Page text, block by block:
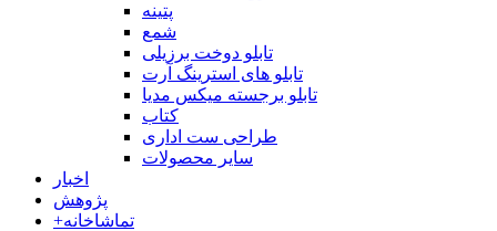
پتینه
شمع
تابلو دوخت برزیلی
تابلو های استرینگ آرت
تابلو برجسته میکس مدیا
کتاب
طراحی ست اداری
سایر محصولات
اخبار
پژوهش
+تماشاخانه